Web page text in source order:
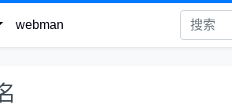
webman